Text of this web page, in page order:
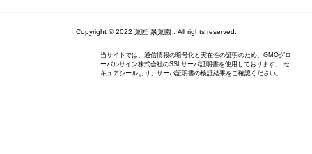
Copyright © 2022 菓匠 泉菓園 . All rights reserved.
当サイトでは、通信情報の暗号化と実在性の証明のため、GMOグロ
ーバルサイン株式会社のSSLサーバ証明書を使用しております。 セ
キュアシールより、サーバ証明書の検証結果をご確認ください。